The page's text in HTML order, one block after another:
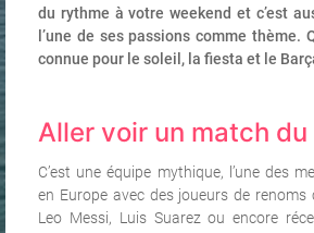
du rythme à votre weekend et c’est
l’une de ses passions comme thème.
connue pour le soleil, la fiesta et le
Aller voir un match du
C’est une équipe mythique, l’une des
en Europe avec des joueurs de renoms
Leo Messi, Luis Suarez ou encore